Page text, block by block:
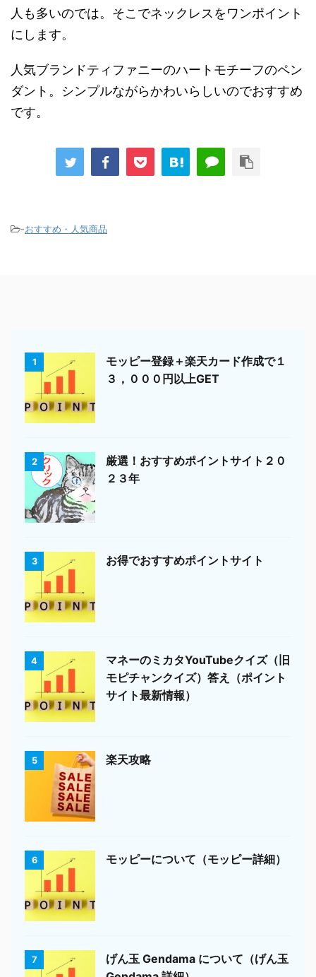
人も多いのでは。そこでネックレスをワンポイント
にします。
人気ブランドティファニーのハートモチーフのペン
ダント。シンプルながらかわいらしいのでおすすめ
です。
-おすすめ・人気商品
1
モッピー登録＋楽天カード作成で１
３，０００円以上GET
2
厳選！おすすめポイントサイト２０
２３年
3 お得でおすすめポイントサイト
4
マネーのミカタYouTubeクイズ（旧
モピチャンクイズ）答え（ポイント
サイト最新情報）
5 楽天攻略
6 モッピーについて（モッピー詳細）
7
げん玉 Gendama について（げん玉